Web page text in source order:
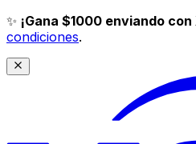
✨ ¡Gana $1000 enviando con
condiciones.